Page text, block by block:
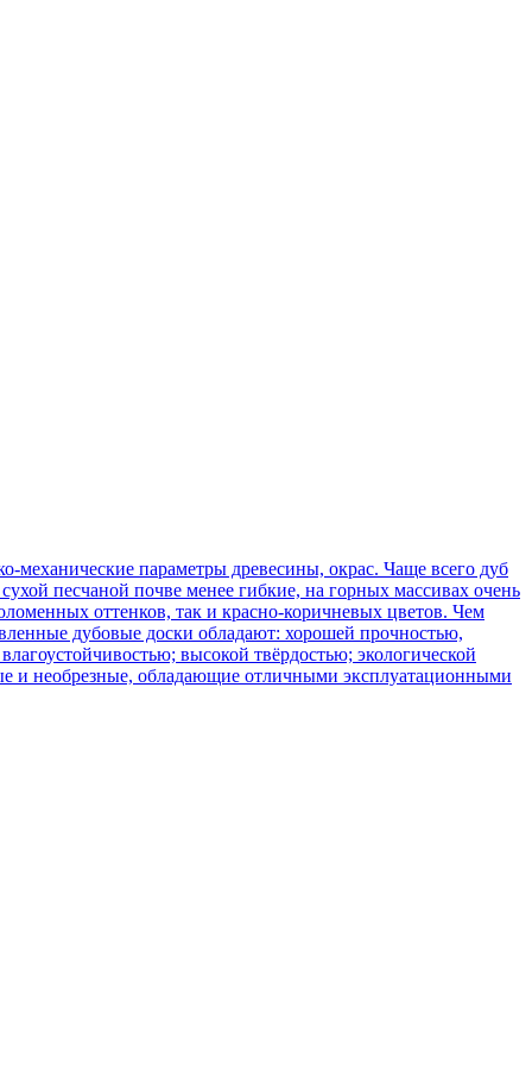
механические параметры древесины, окрас. Чаще всего дуб
песчаной почве менее гибкие, на горных массивах очень
оттенков, так и красно-коричневых цветов. Чем
дубовые доски обладают: хорошей прочностью,
высокой твёрдостью; экологической
и необрезные, обладающие отличными эксплуатационными